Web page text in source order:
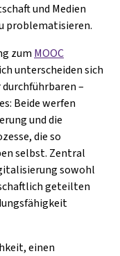
und Medien
problematisieren.
zum MOOC
unterscheiden sich
–
Beide werfen
und die
die so
selbst. Zentral
sowohl
geteilten
einen